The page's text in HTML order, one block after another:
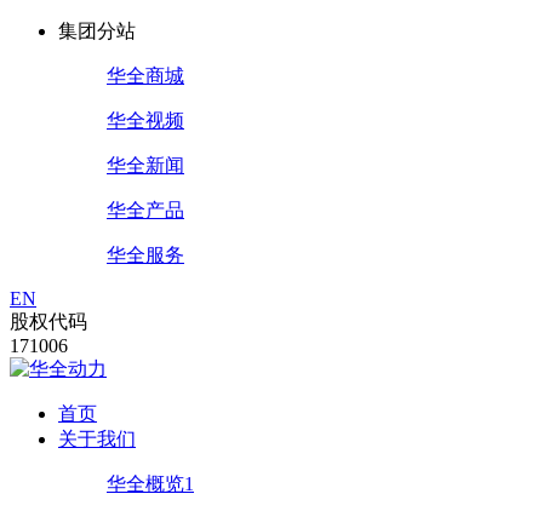
集团分站
华全商城
华全视频
华全新闻
华全产品
华全服务
EN
股权代码
171006
首页
关于我们
华全概览1